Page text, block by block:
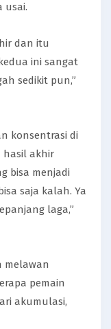
usai.
dan itu
ini sangat
sedikit pun,”
konsentrasi di
hasil akhir
bisa menjadi
saja kalah. Ya
laga,”
melawan
pemain
akumulasi,